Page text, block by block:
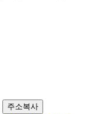
주소복사